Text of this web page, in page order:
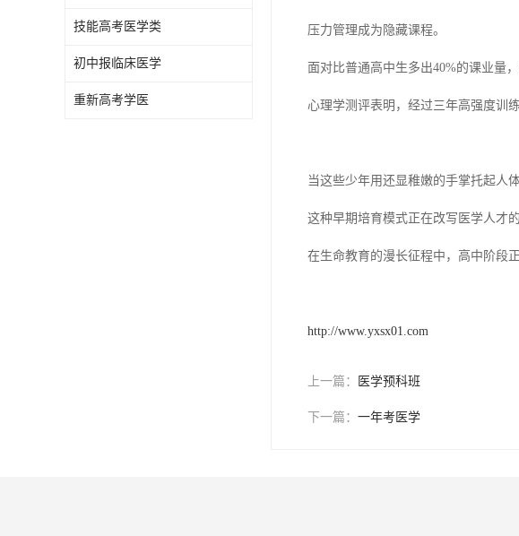
技能高考医学类
初中报临床医学
重新高考学医
压力管理成为隐藏课程。
面对比普通高中生多出40%的课业量
心理学测评表明，经过三年高强度训
当这些少年用还显稚嫩的手掌托起人
这种早期培育模式正在改写医学人才
在生命教育的漫长征程中，高中阶段
http://www.yxsx01.com
上一篇： 医学预科班
下一篇： 一年考医学